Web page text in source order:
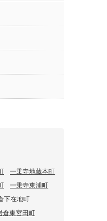
一乗寺地蔵本町
一乗寺東浦町
下在地町
倉東宮田町